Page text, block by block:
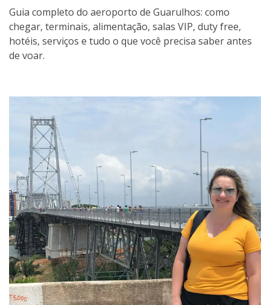
Guia completo do aeroporto de Guarulhos: como
chegar, terminais, alimentação, salas VIP, duty free,
hotéis, serviços e tudo o que você precisa saber antes
de voar.